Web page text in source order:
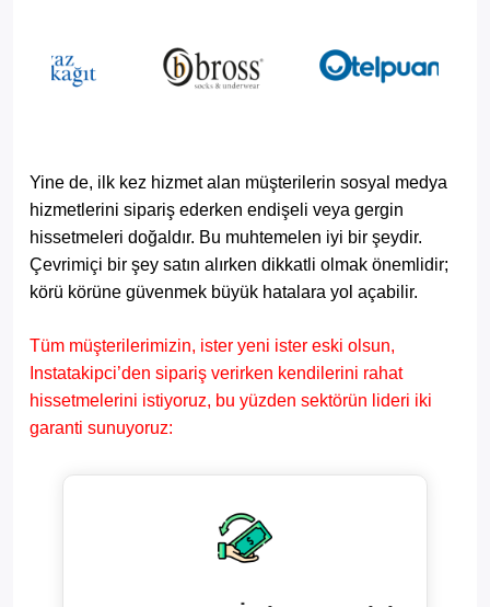
Yine de, ilk kez hizmet alan müşterilerin sosyal medya
hizmetlerini sipariş ederken endişeli veya gergin
hissetmeleri doğaldır. Bu muhtemelen iyi bir şeydir.
Çevrimiçi bir şey satın alırken dikkatli olmak önemlidir;
körü körüne güvenmek büyük hatalara yol açabilir.
Tüm müşterilerimizin, ister yeni ister eski olsun,
Instatakipci’den sipariş verirken kendilerini rahat
hissetmelerini istiyoruz, bu yüzden sektörün lideri iki
garanti sunuyoruz: